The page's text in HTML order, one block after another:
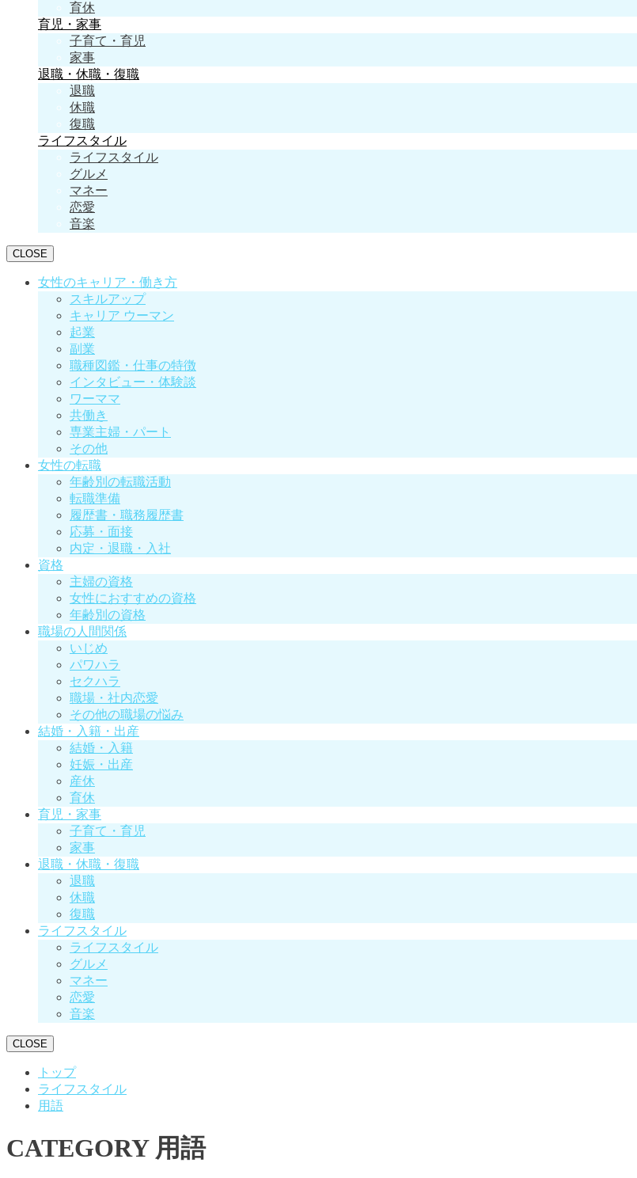
育休
育児・家事
子育て・育児
家事
退職・休職・復職
退職
休職
復職
ライフスタイル
ライフスタイル
グルメ
マネー
恋愛
音楽
CLOSE
女性のキャリア・働き方
スキルアップ
キャリア ウーマン
起業
副業
職種図鑑・仕事の特徴
インタビュー・体験談
ワーママ
共働き
専業主婦・パート
その他
女性の転職
年齢別の転職活動
転職準備
履歴書・職務履歴書
応募・面接
内定・退職・入社
資格
主婦の資格
女性におすすめの資格
年齢別の資格
職場の人間関係
いじめ
パワハラ
セクハラ
職場・社内恋愛
その他の職場の悩み
結婚・入籍・出産
結婚・入籍
妊娠・出産
産休
育休
育児・家事
子育て・育児
家事
退職・休職・復職
退職
休職
復職
ライフスタイル
ライフスタイル
グルメ
マネー
恋愛
音楽
CLOSE
トップ
ライフスタイル
用語
CATEGORY用語